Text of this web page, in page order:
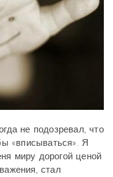
не подозревал, что
«вписываться». Я
миру дорогой ценой
стал